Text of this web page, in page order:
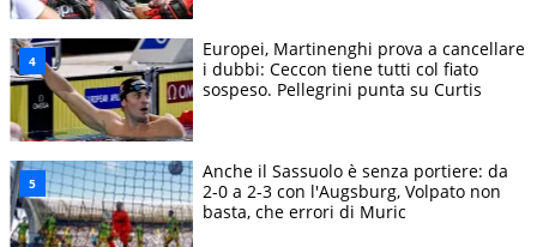
Europei, Martinenghi prova a cancellare
i dubbi: Ceccon tiene tutti col fiato
sospeso. Pellegrini punta su Curtis
Anche il Sassuolo è senza portiere: da
2-0 a 2-3 con l'Augsburg, Volpato non
basta, che errori di Muric